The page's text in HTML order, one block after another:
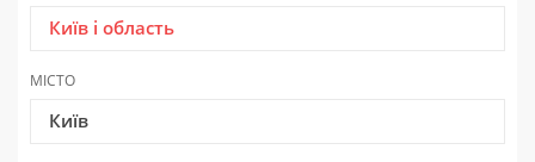
Київ і область
МІСТО
Київ